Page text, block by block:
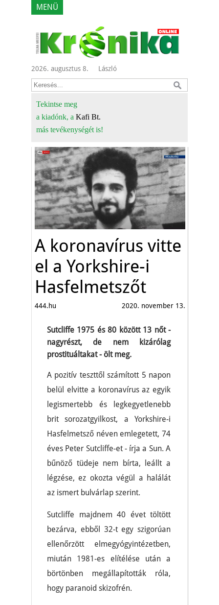
MENÜ
2026. augusztus 8. László
Tekintse meg
a kiadónk, a Kafi Bt.
más tevékenységét is!
A koronavírus vitte
el a Yorkshire-i
Hasfelmetszőt
444.hu 2020. november 13.
Sutcliffe 1975 és 80 között 13 nőt -
nagyrészt, de nem kizárólag
prostituáltakat - ölt meg.
A pozitív teszttől számított 5 napon
belül elvitte a koronavírus az egyik
legismertebb és legkegyetlenebb
brit sorozatgyilkost, a Yorkshire-i
Hasfelmetsző néven emlegetett, 74
éves Peter Sutcliffe-et - írja a Sun. A
bűnöző tüdeje nem bírta, leállt a
légzése, ez okozta végül a halálát
az ismert bulvárlap szerint.
Sutcliffe majdnem 40 évet töltött
bezárva, ebből 32-t egy szigorúan
ellenőrzött elmegyógyintézetben,
miután 1981-es elítélése után a
börtönben megállapították róla,
hogy paranoid skizofrén.